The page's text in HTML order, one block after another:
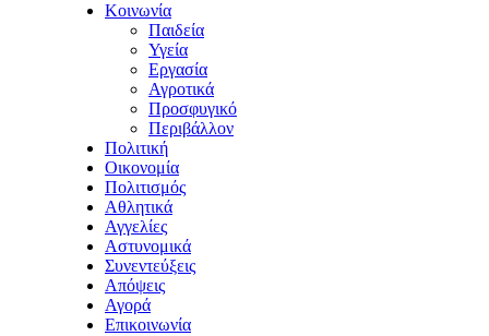
Κοινωνία
Παιδεία
Υγεία
Εργασία
Αγροτικά
Προσφυγικό
Περιβάλλον
Πολιτική
Οικονομία
Πολιτισμός
Αθλητικά
Αγγελίες
Αστυνομικά
Συνεντεύξεις
Απόψεις
Αγορά
Επικοινωνία